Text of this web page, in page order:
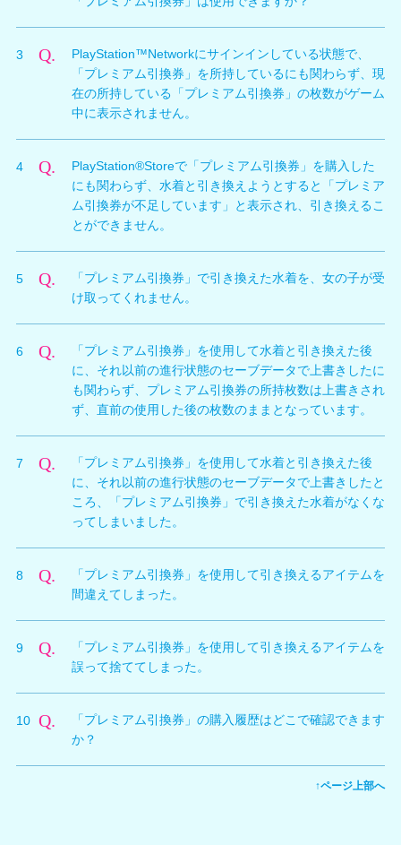
は、「プレミアム引換券」を使用できません。「プレミ
アム引換券」を使用する場合は、PlayStation™Network
にサインインしている必要があります。
3 Q.
PlayStation™Networkにサインインしている状態で、
「プレミアム引換券」を所持しているにも関わらず、現
在の所持している「プレミアム引換券」の枚数がゲーム
中に表示されません。
続状況をご確認の上、サインインしている状態で「オー
ナーショップ」に入りなおすと、情報が更新されること
があります。
4 Q.
PlayStation®Storeで「プレミアム引換券」を購入した
にも関わらず、水着と引き換えようとすると「プレミア
ム引換券が不足しています」と表示され、引き換えるこ
とができません。
PlayStation®Storeにアクセスして、「プレミアム引換
券」をご購入いただいた場合は、購入情報を反映するた
5 Q.
「プレミアム引換券」で引き換えた水着を、女の子が受
け取ってくれません。
て、そのプレゼントの入手方法（「プレミアム引換券に
よる引き換え」、「ザックマネーによる購入」）は一切
影響しません。
6 Q.
「プレミアム引換券」を使用して水着と引き換えた後
に、それ以前の進行状態のセーブデータで上書きしたに
も関わらず、プレミアム引換券の所持枚数は上書きされ
ず、直前の使用した後の枚数のままとなっています。
なく、サーバー上で管理されております。そのため他の
セーブデータで上書きした場合も、「プレミアム引換
券」の所持枚数は上書きされませんのでご注意くださ
い。
7 Q.
「プレミアム引換券」を使用して水着と引き換えた後
に、それ以前の進行状態のセーブデータで上書きしたと
ころ、「プレミアム引換券」で引き換えた水着がなくな
ってしまいました。
ーブデータに保存されています。
そのため、他のセーブデータで上書きした場合は、引き
テムを消失する可能性がございますのでご注意くださ
い。
8 Q.
「プレミアム引換券」を使用して引き換えるアイテムを
間違えてしまった。
は、プレミアム引換券に戻すことはできませんのでご注
意ください。
9 Q.
「プレミアム引換券」を使用して引き換えるアイテムを
誤って捨ててしまった。
捨てた場合はそのアイテムは消滅します。
再び入手するためには、本ゲーム内の「オーナーショッ
「プレミアム引換券」で引き換えていただく必要があり
10 Q.
「プレミアム引換券」の購入履歴はどこで確認できます
か？
PlayStation®Storeの「サービスリスト」でご確認いた
↑ページ上部へ